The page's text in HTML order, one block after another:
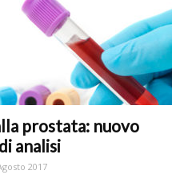
prostata: nuovo
analisi
2017